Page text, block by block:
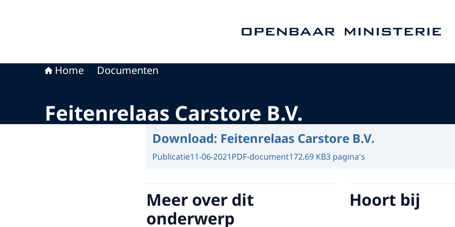
Home Documenten
Feitenrelaas Carstore B.V.
Download: Feitenrelaas Carstore B.V.
Publicatie11-06-2021PDF-document172.69 KB3 pagina's
Meer over dit
onderwerp
Hoort bij